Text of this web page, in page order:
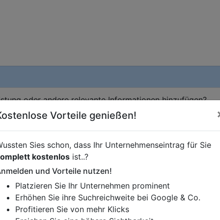
oder andere relevante Informationen hinzufügen?
Gerne erweitern wir Ihren Firmeneintrag um
Ihren Wettbewerbern abheben.
Vorteile genießen!
Sies schon, dass Ihr Unternehmenseintrag für Sie
kostenlos ist..?
und Vorteile nutzen!
Platzieren Sie Ihr Unternehmen prominent
Erhöhen Sie ihre Suchreichweite bei Google & Co.
Profitieren Sie von mehr Klicks